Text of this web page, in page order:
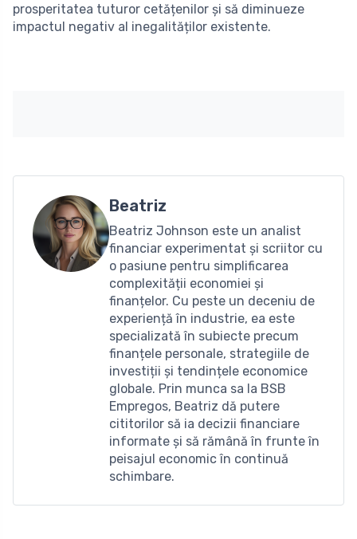
prosperitatea tuturor cetățenilor și să diminueze
impactul negativ al inegalităților existente.
Beatriz
Beatriz Johnson este un analist
financiar experimentat și scriitor cu
o pasiune pentru simplificarea
complexității economiei și
finanțelor. Cu peste un deceniu de
experiență în industrie, ea este
specializată în subiecte precum
finanțele personale, strategiile de
investiții și tendințele economice
globale. Prin munca sa la BSB
Empregos, Beatriz dă putere
cititorilor să ia decizii financiare
informate și să rămână în frunte în
peisajul economic în continuă
schimbare.